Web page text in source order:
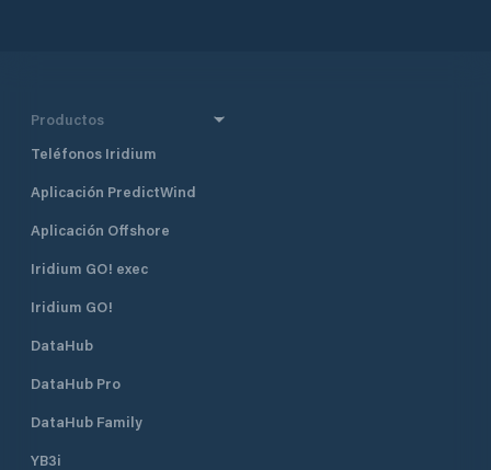
Productos
Teléfonos Iridium
Aplicación PredictWind
Aplicación Offshore
Iridium GO! exec
Iridium GO!
DataHub
DataHub Pro
DataHub Family
YB3i